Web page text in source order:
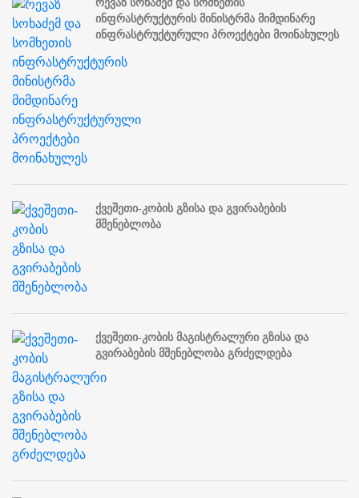
რევაზ სოხაძემ და სომხეთის
ინფრასტრუქტურის მინისტრმა მიმდინარე
ინფრასტრუქტურული პროექტები მოინახულეს
ქვეშეთი-კობის გზისა და გვირაბების
მშენებლობა
ქვეშეთი-კობის მაგისტრალური გზისა და
გვირაბების მშენებლობა გრძელდება